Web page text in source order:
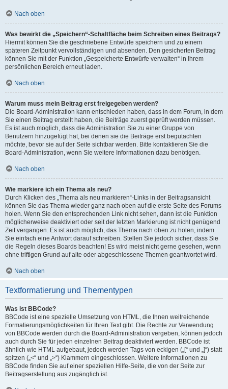
Nach oben
Was bewirkt die „Speichern“-Schaltfläche beim Schreiben eines Beitrags?
Hiermit können Sie die geschriebene Entwürfe speichern und zu einem
späteren Zeitpunkt vervollständigen und absenden. Den gesicherten Beitrag
können Sie mit der Funktion „Gespeicherte Entwürfe verwalten“ in Ihrem
persönlichen Bereich erneut laden.
Nach oben
Warum muss mein Beitrag erst freigegeben werden?
Die Board-Administration kann entschieden haben, dass in dem Forum, in dem
Sie einen Beitrag erstellt haben, die Beiträge zuerst geprüft werden müssen.
Es ist auch möglich, dass die Administration Sie zu einer Gruppe von
Benutzern hinzugefügt hat, bei denen sie die Beiträge erst begutachten
möchte, bevor sie auf der Seite sichtbar werden. Bitte kontaktieren Sie die
Board-Administration, wenn Sie weitere Informationen dazu benötigen.
Nach oben
Wie markiere ich ein Thema als neu?
Durch Klicken des „Thema als neu markieren“-Links in der Beitragsansicht
können Sie das Thema wieder ganz nach oben auf die erste Seite des Forums
holen. Wenn Sie den entsprechenden Link nicht sehen, dann ist die Funktion
möglicherweise deaktiviert oder seit der letzten Markierung ist nicht genügend
Zeit vergangen. Es ist auch möglich, das Thema nach oben zu holen, indem
Sie einfach eine Antwort darauf schreiben. Stellen Sie jedoch sicher, dass Sie
die Regeln dieses Boards beachten! Es wird meist nicht gerne gesehen, wenn
ohne triftigen Grund auf alte oder abgeschlossene Themen geantwortet wird.
Nach oben
Textformatierung und Thementypen
Was ist BBCode?
BBCode ist eine spezielle Umsetzung von HTML, die Ihnen weitreichende
Formatierungsmöglichkeiten für Ihren Text gibt. Die Rechte zur Verwendung
von BBCode werden durch die Board-Administration vergeben, können jedoch
auch durch Sie für jeden einzelnen Beitrag deaktiviert werden. BBCode ist
ähnlich wie HTML aufgebaut, jedoch werden Tags von eckigen („[“ und „]“) statt
spitzen („<“ und „>“) Klammern eingeschlossen. Weitere Informationen zu
BBCode finden Sie auf einer speziellen Hilfe-Seite, die von der Seite zur
Beitragserstellung aus zugänglich ist.